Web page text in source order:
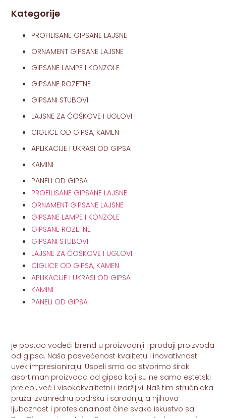
je postao vodeći brend u proizvodnji i prodaji proizvoda
od gipsa. Naša posvećenost kvalitetu i inovativnost
uvek impresioniraju. Uspeli smo da stvorimo širok
asortiman proizvoda od gipsa koji su ne samo estetski
prelepi, već i visokokvalitetni i izdržljivi. Naš tim stručnjaka
pruža izvanrednu podršku i saradnju, a njihova
ljubaznost i profesionalnost čine svako iskustvo sa
Kategorije
PROFILISANE GIPSANE LAJSNE
ORNAMENT GIPSANE LAJSNE
GIPSANE LAMPE I KONZOLE
GIPSANE ROZETNE
GIPSANI STUBOVI
LAJSNE ZA ĆOŠKOVE I UGLOVI
CIGLICE OD GIPSA, KAMEN
APLIKACIJE I UKRASI OD GIPSA
KAMINI
PANELI OD GIPSA
PROFILISANE GIPSANE LAJSNE
ORNAMENT GIPSANE LAJSNE
GIPSANE LAMPE I KONZOLE
GIPSANE ROZETNE
GIPSANI STUBOVI
LAJSNE ZA ĆOŠKOVE I UGLOVI
CIGLICE OD GIPSA, KAMEN
APLIKACIJE I UKRASI OD GIPSA
KAMINI
PANELI OD GIPSA